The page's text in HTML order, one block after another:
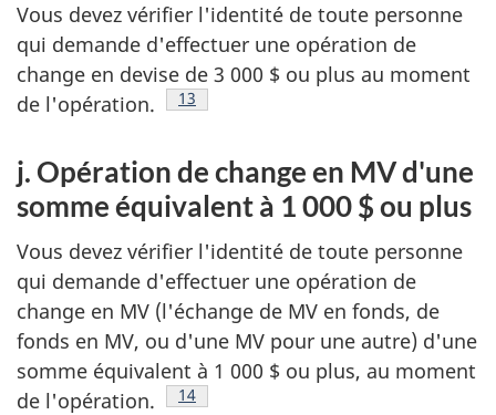
Vous devez vérifier l'identité de toute personne
qui demande d'effectuer une opération de
change en devise de 3 000 $ ou plus au moment
de l'opération.
Note de bas de page
13
j. Opération de change en MV d'une
somme équivalent à 1 000 $ ou plus
Vous devez vérifier l'identité de toute personne
qui demande d'effectuer une opération de
change en MV (l'échange de MV en fonds, de
fonds en MV, ou d'une MV pour une autre) d'une
somme équivalent à 1 000 $ ou plus, au moment
de l'opération.
Note de bas de page
14